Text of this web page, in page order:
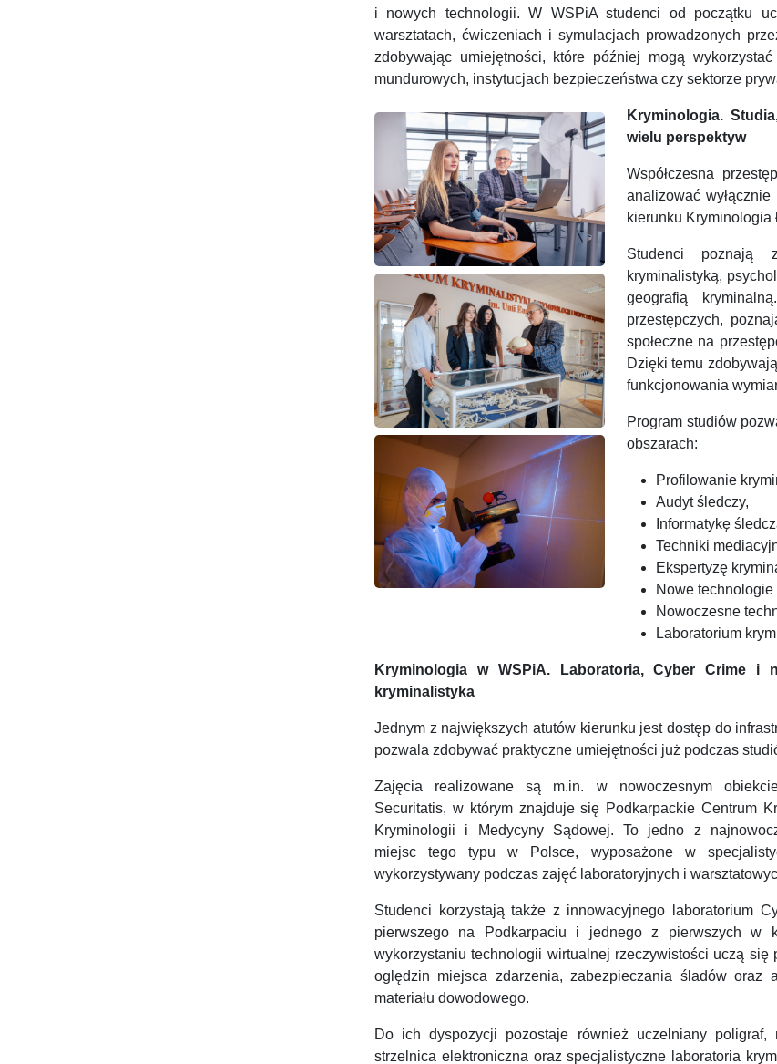
i nowych technologii. W WSPiA studenci od początku
warsztatach, ćwiczeniach i symulacjach prowadzonych
zdobywając umiejętności, które później mogą wykorzystać
mundurowych, instytucjach bezpieczeństwa czy sektorze
Kryminologia.
wielu perspektyw
Współczesna
analizować
kierunku Kryminologia
Studenci poznają
kryminalistyką,
geografią
przestępczych,
społeczne na
Dzięki temu
funkcjonowania
Program studiów
obszarach:
Profilowanie
Audyt śledczy,
Informatykę
Techniki
Ekspertyzę
Nowe
Nowoczesne
Laboratorium
Kryminologia w WSPiA. Laboratoria, Cyber Crime i
kryminalistyka
Jednym z największych atutów kierunku jest dostęp do
pozwala zdobywać praktyczne umiejętności już podczas
Zajęcia realizowane są m.in. w nowoczesnym
Securitatis, w którym znajduje się Podkarpackie Centrum
Kryminologii i Medycyny Sądowej. To jedno z
miejsc tego typu w Polsce, wyposażone w
wykorzystywany podczas zajęć laboratoryjnych i
Studenci korzystają także z innowacyjnego laboratorium
pierwszego na Podkarpaciu i jednego z pierwszych w
wykorzystaniu technologii wirtualnej rzeczywistości uczą się
oględzin miejsca zdarzenia, zabezpieczania śladów oraz
materiału dowodowego.
Do ich dyspozycji pozostaje również uczelniany poligraf,
strzelnica elektroniczna oraz specjalistyczne laboratoria